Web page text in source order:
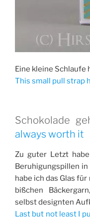
Eine kleine Schlaufe
This small pull strap
Schokolade
always worth it
Zu guter Letzt
Beruhigungspillen
habe ich das Glas
bißchen
selbst designten
Last but not least I